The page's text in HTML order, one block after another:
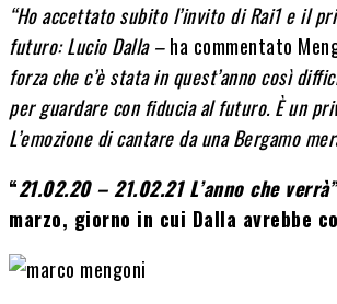
“Ho accettato subito l’invito di Rai1 e il
futuro: Lucio Dalla –ha commentato
forza che c’è stata in quest’anno così
per guardare con fiducia al futuro. È un
L’emozione di cantare da una Bergamo
“21.02.20 – 21.02.21 L’anno che verrà”
marzo, giorno in cui Dalla avrebbe